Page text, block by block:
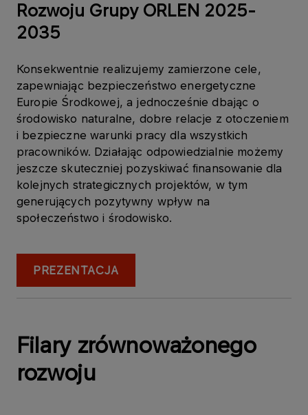
Rozwoju Grupy ORLEN 2025-
2035
Konsekwentnie realizujemy zamierzone cele,
zapewniając bezpieczeństwo energetyczne
Europie Środkowej, a jednocześnie dbając o
środowisko naturalne, dobre relacje z otoczeniem
i bezpieczne warunki pracy dla wszystkich
pracowników. Działając odpowiedzialnie możemy
jeszcze skuteczniej pozyskiwać finansowanie dla
kolejnych strategicznych projektów, w tym
generujących pozytywny wpływ na
społeczeństwo i środowisko.
PREZENTACJA
Filary zrównoważonego
rozwoju